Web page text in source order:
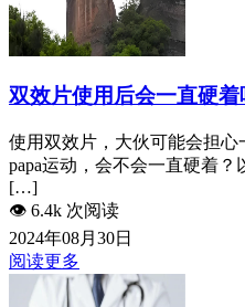
双效片使用后会一直硬着
使用双效片，大伙可能会担
papa运动，会不会一直硬着
[…]
👁️ 6.4k 次阅读
2024年08月30日
阅读更多